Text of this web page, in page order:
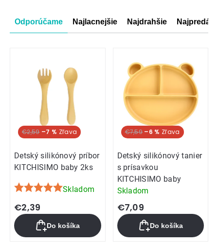
Radenie
produktov
Odporúčame Najlacnejšie Najdrahšie
€2,59 –7 %
Detský silikónový príbor
KITCHISIMO baby 2ks
Priemerné
hodnotenie
produktu
je
5,0
Skladom
€2,39
Do košíka
€7,59 –6 %
Detský silikónový tanier
s prísavkou
KITCHISIMO baby
Skladom
€7,09
Do košíka